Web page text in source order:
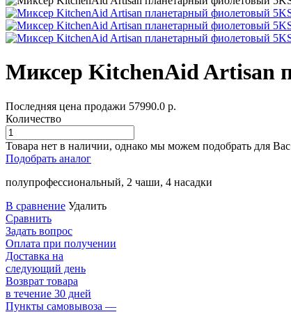
Миксер KitchenAid Artisan
Последняя цена продажи 57990.0 р.
Количество
Товара нет в наличии, однако мы можем подобрать для Вас
Подобрать аналог
полупрофессиональный, 2 чаши, 4 насадки
В сравнение Удалить
Сравнить
Задать вопрос
Оплата при получении
Доставка на
следующий день
Возврат товара
в течение 30 дней
Пункты самовывоза —